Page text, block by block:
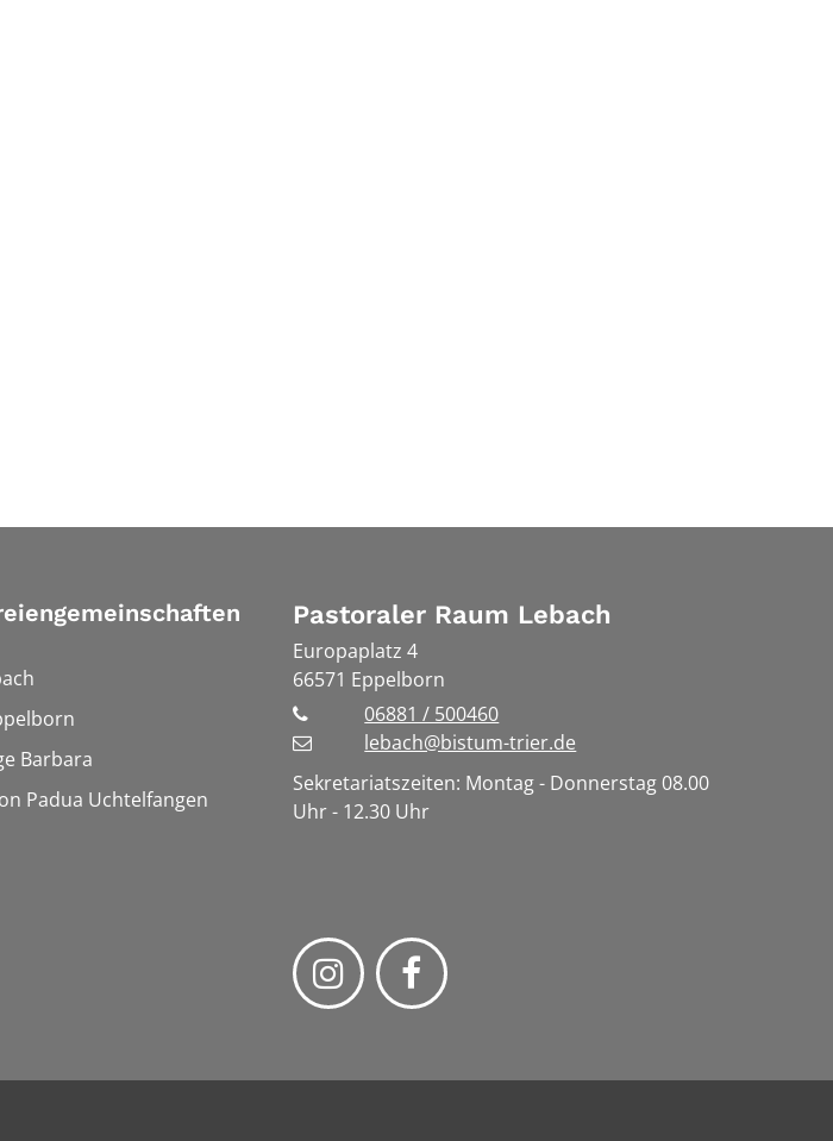
Barbara
Padua Uchtelfangen
Pastoraler Raum Lebach
Europaplatz 4
66571 Eppelborn
06881 / 500460
lebach@bistum-trier.de
Sekretariatszeiten: Montag - Donnerstag 08.00
Uhr - 12.30 Uhr